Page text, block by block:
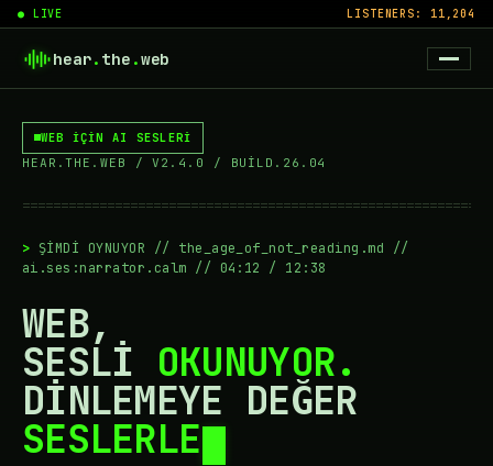
● LIVE LISTENERS: 11,204
hear. the .web
WEB İÇİN AI SESLERİ
HEAR.THE.WEB / V2.4.0 / BUILD.26.04
ŞİMDİ OYNUYOR // the_age_of_not_reading.md //
ai.ses:narrator.calm // 04:12 / 12:38
WEB,
SESLİ OKUNUYOR.
DİNLEMEYE DEĞER
SESLERLE